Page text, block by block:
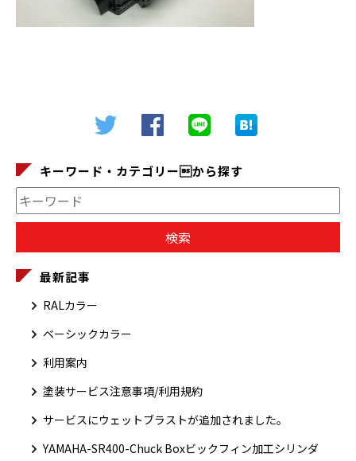
キーワード・カテゴリーから探す
最新記事
RALカラー
ベーシックカラー
利用案内
塗装サービス注意事項/利用規約
サービスにウェットブラストが追加されました。
YAMAHA-SR400-Chuck Boxビックフィン加工シリンダ